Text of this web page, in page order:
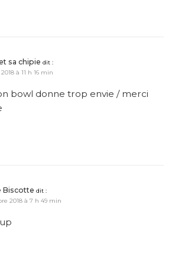
sa chipie dit :
à 11 h 16 min
bowl donne trop envie / merci
Biscotte dit :
2018 à 7 h 49 min